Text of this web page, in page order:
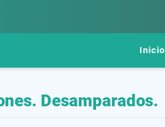
Inicio
Desamparados.